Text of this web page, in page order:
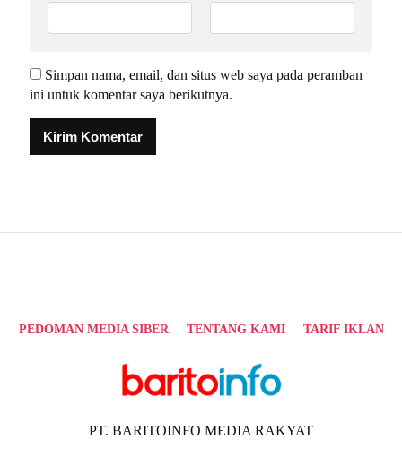
Simpan nama, email, dan situs web saya pada peramban
ini untuk komentar saya berikutnya.
PEDOMAN MEDIA SIBER TENTANG KAMI TARIF IKLAN
PT. BARITOINFO MEDIA RAKYAT